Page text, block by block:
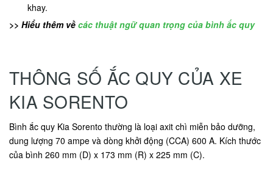
khay.
>> Hiểu thêm về các thuật ngữ quan trọng của bình ắc quy
THÔNG SỐ ẮC QUY CỦA XE
KIA SORENTO
Bình ắc quy Kia Sorento thường là loại axit chì miễn bảo dưỡng,
dung lượng 70 ampe và dòng khởi động (CCA) 600 A. Kích thước
của bình 260 mm (D) x 173 mm (R) x 225 mm (C).